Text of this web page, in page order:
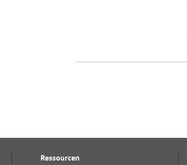
Ressourcen